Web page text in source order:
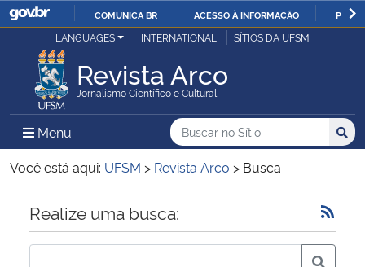
IR
O
COMUNICA BR ACESSO À INFORMAÇÃO
Ministério da Justiça e Segurança Pública
Ministério da Defesa
Ministério das Relações Exteriores
Ministério da Economia
Ministério da Infraestrutura
LANGUAGES INTERNATIONAL SÍTIOS DA UFSM
Revista Arco
Jornalismo Científico e Cultural
Menu Menu Principal do Sítio
Busca
Buscar no no Sítio
Busca:
Você está aqui: UFSM > Revista Arco > Busca
Início do conteúdo
Realize uma busca: